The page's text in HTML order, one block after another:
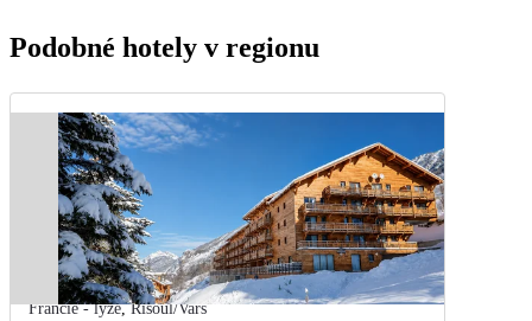
Podobné hotely v regionu
Francie - lyže,Risoul/Vars